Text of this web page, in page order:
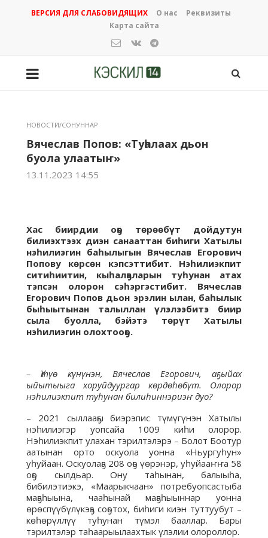
ВЕРСИЯ ДЛЯ СЛАБОВИДЯЩИХ О нас
Реквизиты
Карта сайта
НОВОСТИ/СОНУННАР
Вячеслав Попов: «Туһалаах дьон
буола улаатыҥ»
13.11.2023 14:55
Хас биирдии оҕо төрөөбүт дойдутун
билиэхтээх диэн санааттан биһиги Хатылы
нэһилиэгин баһылыгын Вячеслав Егорович
Попову көрсөн кэпсэттибит. Нэһилиэкпит
ситиһиитин, кыһалҕаларын туһунан атах
тэпсэн олорон сэһэргэстибит. Вячеслав
Егорович Попов дьон эрэлин ылан, баһылык
быһыытынан талыллан үлэлээбитэ биир
сыла буолла, бэйэтэ төрүт Хатылы
нэһилиэгин олохтооҕо.
– Үтүө күнүнэн, Вячеслав Егорович, аҕыйах
ыйытыыга хоруйдуургар көрдөһөбүт. Олорор
нэһилиэкпит туһунан билиһиннэриэҥ дуо?
– 2021 сыллааҕы биэрэпис түмүгүнэн Хатылы
нэһилиэгэр уопсайа 1009 киһи олорор.
Нэһилиэкпит улахан тэрилтэлэрэ – Болот Боотур
аатынан орто оскуола уонна «Ньургуһун»
уһуйаан. Оскуолаҕа 208 оҕо үөрэнэр, уһуйааҥҥа 58
оҕо сылдьар. Ону таһынан, балыыһа,
бибилэтиэкэ, «Маарыкчаан» потребуопсастыба
маҕаһыына, чааһынай маҕаһыыннар уонна
өрөспүүбүлүкэҕэ соҕотох, биһиги киэн туттуубут –
көһөрүллүү туһунан түмэл бааллар. Бары
тэрилтэлэр таһаарыылаахтык үлэлии олороллор.